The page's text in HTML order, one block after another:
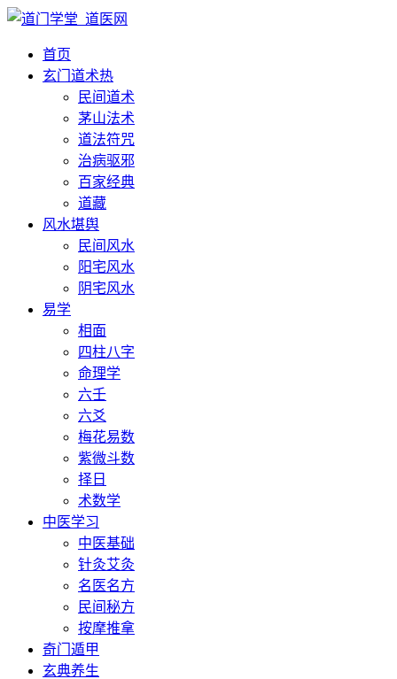
首页
玄门道术热
民间道术
茅山法术
道法符咒
治病驱邪
百家经典
道藏
风水堪舆
民间风水
阳宅风水
阴宅风水
易学
相面
四柱八字
命理学
六壬
六爻
梅花易数
紫微斗数
择日
术数学
中医学习
中医基础
针灸艾灸
名医名方
民间秘方
按摩推拿
奇门遁甲
玄典养生